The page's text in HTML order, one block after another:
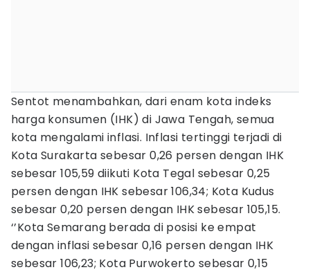
Sentot menambahkan, dari enam kota indeks
harga konsumen (IHK) di Jawa Tengah, semua
kota mengalami inflasi. Inflasi tertinggi terjadi di
Kota Surakarta sebesar 0,26 persen dengan IHK
sebesar 105,59 diikuti Kota Tegal sebesar 0,25
persen dengan IHK sebesar 106,34; Kota Kudus
sebesar 0,20 persen dengan IHK sebesar 105,15.
‘’Kota Semarang berada di posisi ke empat
dengan inflasi sebesar 0,16 persen dengan IHK
sebesar 106,23; Kota Purwokerto sebesar 0,15